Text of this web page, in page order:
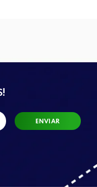
ENVIAR